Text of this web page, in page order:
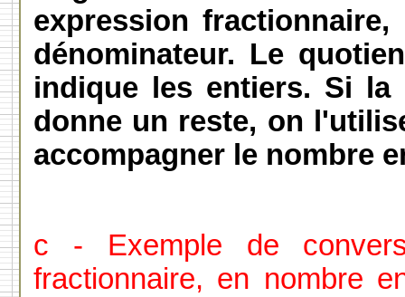
expression
dénominateur. Le
indique les entiers. Si
donne un reste, on
accompagner le nombre
c - Exemple de
fractionnaire, en nombre